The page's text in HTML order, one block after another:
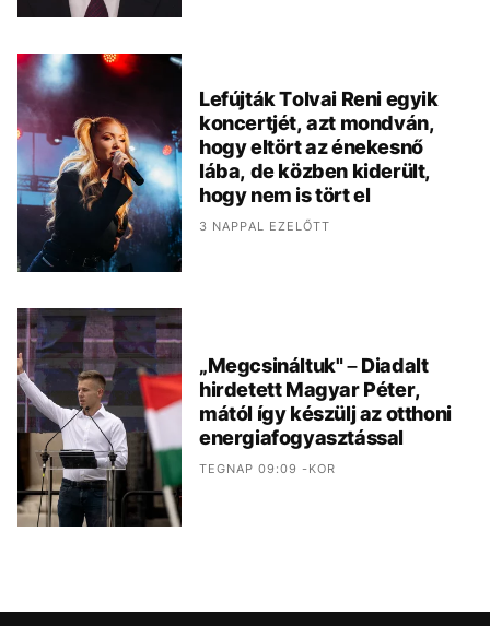
Lefújták Tolvai Reni egyik
koncertjét, azt mondván,
hogy eltört az énekesnő
lába, de közben kiderült,
hogy nem is tört el
3 NAPPAL EZELŐTT
„Megcsináltuk" – Diadalt
hirdetett Magyar Péter,
mától így készülj az otthoni
energiafogyasztással
TEGNAP 09:09 -KOR